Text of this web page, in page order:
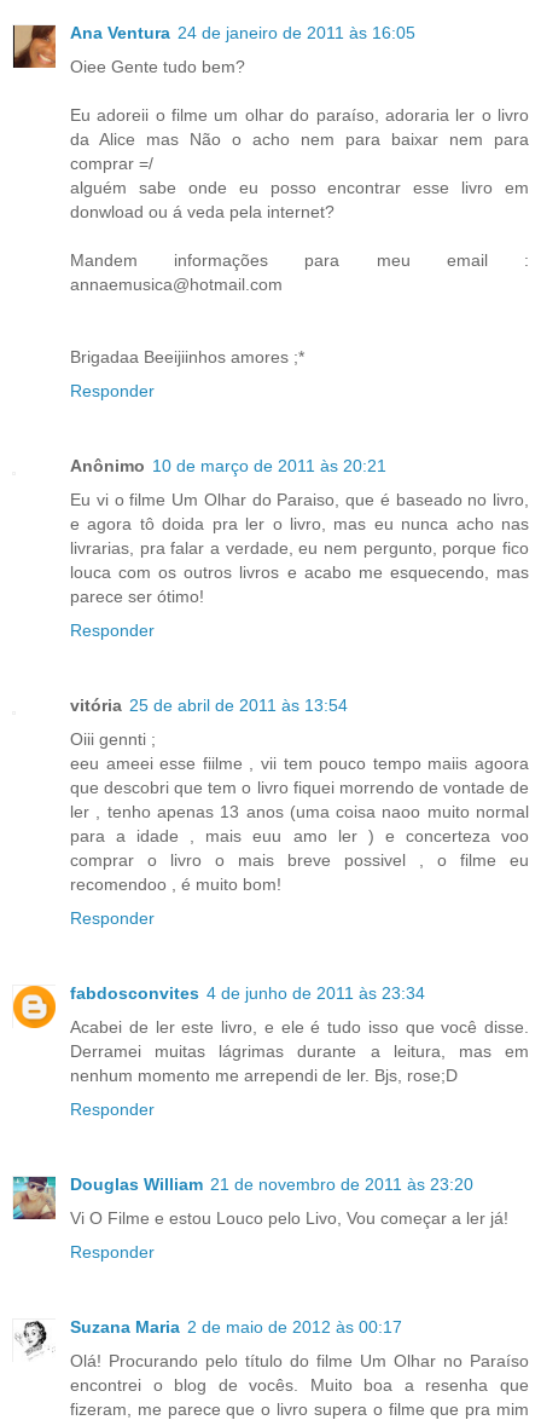
Ana Ventura 24 de janeiro de 2011 às 16:05
Oiee Gente tudo bem?
Eu adoreii o filme um olhar do paraíso, adoraria ler o livro
da Alice mas Não o acho nem para baixar nem para
comprar =/
alguém sabe onde eu posso encontrar esse livro em
donwload ou á veda pela internet?
Mandem informações para meu email :
annaemusica@hotmail.com
Brigadaa Beeijiinhos amores ;*
Responder
Anônimo 10 de março de 2011 às 20:21
Eu vi o filme Um Olhar do Paraiso, que é baseado no livro,
e agora tô doida pra ler o livro, mas eu nunca acho nas
livrarias, pra falar a verdade, eu nem pergunto, porque fico
louca com os outros livros e acabo me esquecendo, mas
parece ser ótimo!
Responder
vitória 25 de abril de 2011 às 13:54
Oiii gennti ;
eeu ameei esse fiilme , vii tem pouco tempo maiis agoora
que descobri que tem o livro fiquei morrendo de vontade de
ler , tenho apenas 13 anos (uma coisa naoo muito normal
para a idade , mais euu amo ler ) e concerteza voo
comprar o livro o mais breve possivel , o filme eu
recomendoo , é muito bom!
Responder
fabdosconvites 4 de junho de 2011 às 23:34
Acabei de ler este livro, e ele é tudo isso que você disse.
Derramei muitas lágrimas durante a leitura, mas em
nenhum momento me arrependi de ler. Bjs, rose;D
Responder
Douglas William 21 de novembro de 2011 às 23:20
Vi O Filme e estou Louco pelo Livo, Vou começar a ler já!
Responder
Suzana Maria 2 de maio de 2012 às 00:17
Olá! Procurando pelo título do filme Um Olhar no Paraíso
encontrei o blog de vocês. Muito boa a resenha que
fizeram, me parece que o livro supera o filme que pra mim